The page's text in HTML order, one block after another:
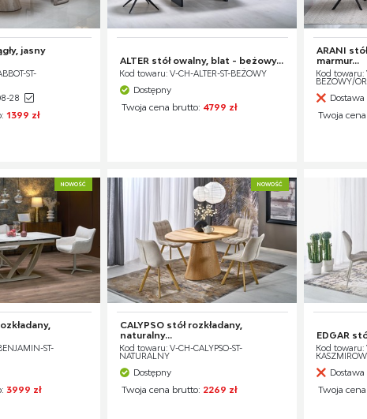
jasny
ST-
28
1399 zł
ALTER stół owalny, blat - beżowy...
Kod towaru: V-CH-ALTER-ST-BEŻOWY
Dostępny
Twoja cena brutto: 4799 zł
ARANI
marmur...
Kod towaru:
BEŻOWY/
Dostawa
Twoja
NOWOŚĆ
ST-
3999 zł
NOWOŚĆ
CALYPSO stół rozkładany,
naturalny...
Kod towaru: V-CH-CALYPSO-ST-
NATURALNY
Dostępny
Twoja cena brutto: 2269 zł
EDGAR
Kod towaru:
Dostawa
Twoja